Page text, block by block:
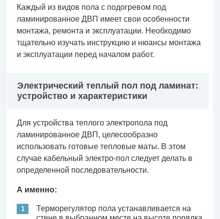
Каждый из видов пола с подогревом под
ламинированное ДВП имеет свои особенности
монтажа, ремонта и эксплуатации. Необходимо
тщательно изучать инструкцию и нюансы монтажа
и эксплуатации перед началом работ.
Электрический теплый пол под ламинат:
устройство и характеристики
Для устройства теплого электропола под
ламинированное ДВП, целесообразно
использовать готовые тепловые маты. В этом
случае кабельный электро-пол следует делать в
определенной последовательности.
А именно:
Терморегулятор пола устанавливается на